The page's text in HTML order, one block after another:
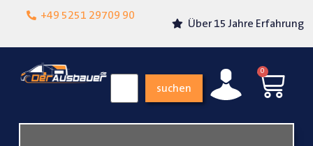
+49 5251 29709 90
Lokalgeschäft in
Über 15 Jahre Erfahrung
suchen
0